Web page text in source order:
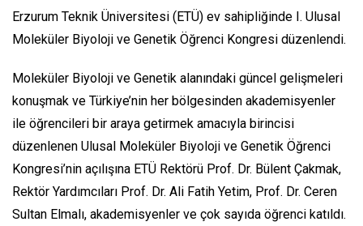
Erzurum Teknik Üniversitesi (ETÜ) ev sahipliğinde I. Ulusal
Moleküler Biyoloji ve Genetik Öğrenci Kongresi düzenlendi.
Moleküler Biyoloji ve Genetik alanındaki güncel gelişmeleri
konuşmak ve Türkiye’nin her bölgesinden akademisyenler
ile öğrencileri bir araya getirmek amacıyla birincisi
düzenlenen Ulusal Moleküler Biyoloji ve Genetik Öğrenci
Kongresi’nin açılışına ETÜ Rektörü Prof. Dr. Bülent Çakmak,
Rektör Yardımcıları Prof. Dr. Ali Fatih Yetim, Prof. Dr. Ceren
Sultan Elmalı, akademisyenler ve çok sayıda öğrenci katıldı.